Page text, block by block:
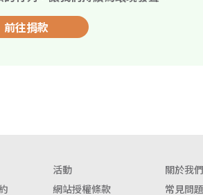
前往捐款
活動 關於我們
網站授權條款 常見問題